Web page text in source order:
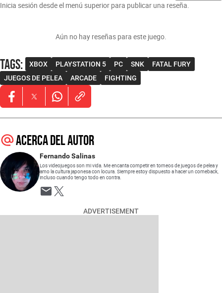
Inicia sesión desde el menú superior para publicar una reseña.
Aún no hay reseñas para este juego.
Tags: XBOX PLAYSTATION 5 PC SNK
FATAL FURY
JUEGOS DE PELEA
ARCADE FIGHTING
Opens in new window
Opens in new window
Opens in new window
Acerca del autor
Fernando Salinas
Los videojuegos son mi vida. Me encanta competir en torneos de juegos de pelea y
amo la cultura japonesa con locura. Siempre estoy dispuesto a hacer un comeback,
incluso cuando tengo todo en contra.
Opens in new window
ADVERTISEMENT